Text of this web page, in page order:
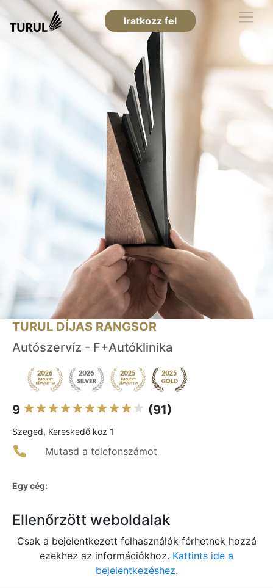
Iratkozz fel
TURUL DÍJAS RANGSOR
Autószervíz - F+Autóklinika
9 (91)
Szeged, Kereskedő köz 1
Mutasd a telefonszámot
Egy cég:
Ellenőrzött weboldalak
Csak a bejelentkezett felhasználók férhetnek hozzá
ezekhez az információkhoz. Kattints ide a
bejelentkezéshez.